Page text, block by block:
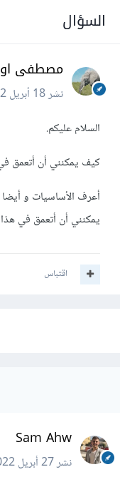
السؤال
مصطفى
نشر18 أبريل 2022
السلام عليكم.
كيف يمكنني أن أتعمق
أعرف الأساسيات و
يمكنني أن أتعمق في
اقتباس
Sam Ahw
نشر27 أبريل 2022